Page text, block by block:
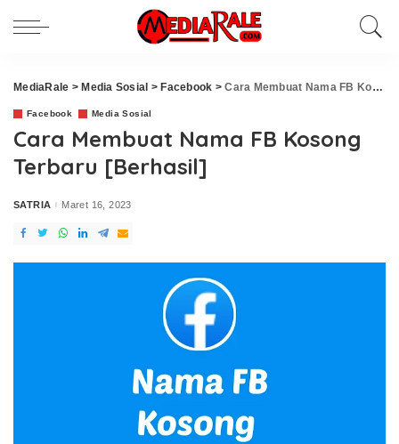
MediaRale > Media Sosial > Facebook >Cara Membuat Nama FB Kosong Terbaru [Berhasil]
Facebook Media Sosial
Cara Membuat Nama FB Kosong
Terbaru [Berhasil]
Posted
SATRIA Maret 16, 2023